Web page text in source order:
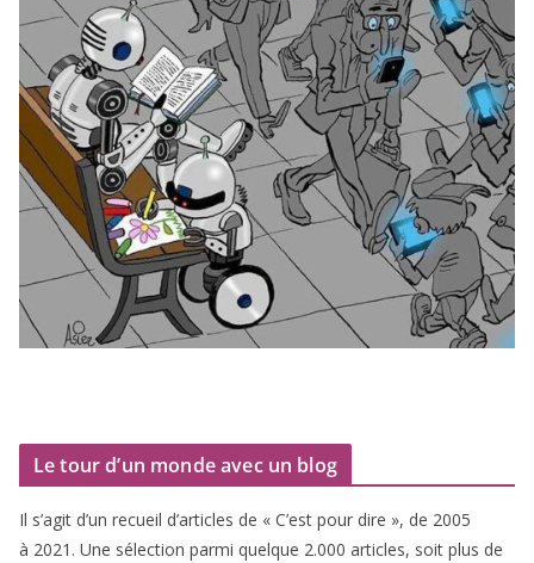
Le tour d’un monde avec un blog
Il s’agit d’un recueil d’ar­ticles de « C’est pour dire », de 2005
à 2021 . Une sélec­tion par­mi quelque 2.000 articles, soit plus de